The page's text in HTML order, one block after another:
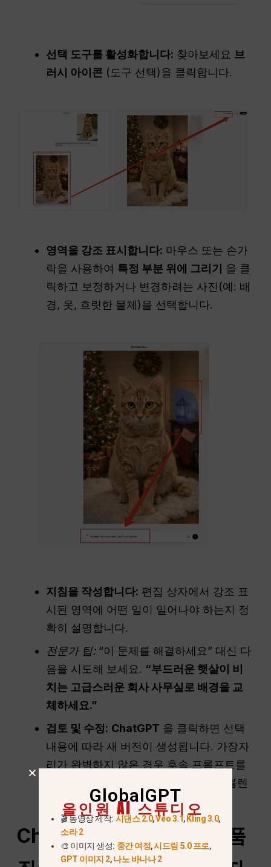
선택 도구를 활성화합니다: 찾아보세요 브
러시 아이콘 (도구 선택)을 클릭합니다.
영역을 강조 표시합니다: 마우스 또는 손가
락을 사용하여 특정 부분 위에 그리기
을 클
릭하고 보정하거나 변경하려는 사진(예: 배
경, 옷, 흐릿한 물체)을 선택합니다.
지침을 작성합니다: 편집 상자에서 강조 표
시된 영역에 어떤 일이 일어나야 하는지 정
확히 설명합니다.
전문가 팁:“이 문제를 해결하세요” 대신 다
음을 시도해 보세요. “부드러운 햇살이 비
치는 고급스러운 회사 사무실로 배경을 교
체하세요.”
검토 및 수정: ChatGPT 을 클릭하면 선택
내용에 따라 새 버전이 생성됩니다. 가장자
리가 완벽하지 않은 경우 후속 프롬프트를
사용하여 “가장자리를 더 자연스럽게 블렌
딩”하세요.”
ChatGPT로 흐릿하거나 품
GlobalGPT
올인원 AI 스튜디오
🎬 동영상 제작: 시댄스 2.0,Veo 3.1, Kling 3.0,
소라 2
🎨 이미지 생성: 중간 여정,시드림 5.0 프로,
GPT 이미지 2,나노 바나나 2